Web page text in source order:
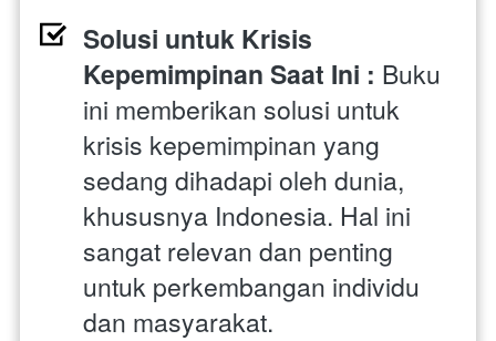
Solusi untuk Krisis
Kepemimpinan Saat Ini : Buku
ini memberikan solusi untuk
krisis kepemimpinan yang
sedang dihadapi oleh dunia,
khususnya Indonesia. Hal ini
sangat relevan dan penting
untuk perkembangan individu
dan masyarakat.